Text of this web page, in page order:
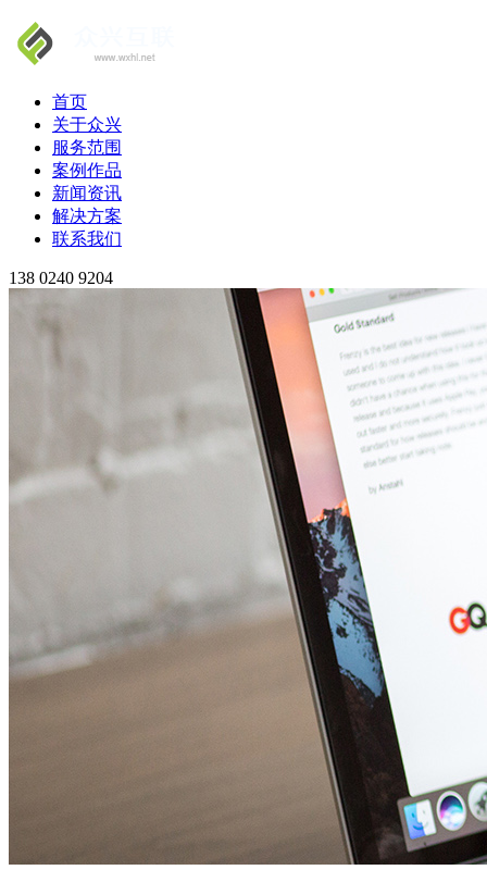
首页
关于众兴
服务范围
案例作品
新闻资讯
解决方案
联系我们
138 0240 9204